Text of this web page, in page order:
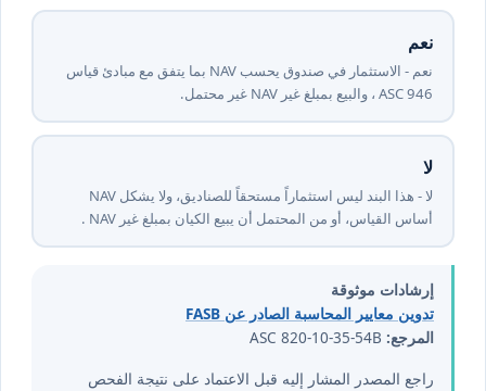
نعم
نعم - الاستثمار في صندوق يحسب NAV بما يتفق مع مبادئ قياس
ASC 946 ، والبيع بمبلغ غير NAV غير محتمل.
لا
لا - هذا البند ليس استثماراً مستحقاً للصناديق، ولا يشكل NAV
أساس القياس، أو من المحتمل أن يبيع الكيان بمبلغ غير NAV .
إرشادات موثوقة
تدوين معايير المحاسبة الصادر عن FASB
المرجع:
راجع المصدر المشار إليه قبل الاعتماد على نتيجة الفحص